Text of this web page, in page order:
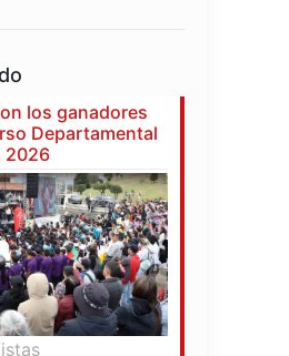
los ganadores
Departamental
2026